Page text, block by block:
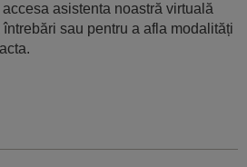
asistenta noastră virtuală
sau pentru a afla modalități